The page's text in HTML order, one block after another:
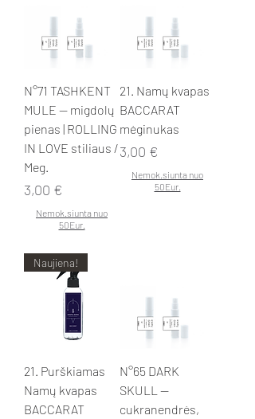
N°71 TASHKENT
MULE — migdolų
pienas | ROLLING
IN LOVE stiliaus /
Meg.
Kaina
3,00 €
Nemok.siunta nuo
50Eur.
21. Namų kvapas
BACCARAT
mėginukas
Kaina
3,00 €
Nemok.siunta nuo
50Eur.
Naujiena!
21. Purškiamas
Namų kvapas
BACCARAT
N°65 DARK
SKULL —
cukranendrės,